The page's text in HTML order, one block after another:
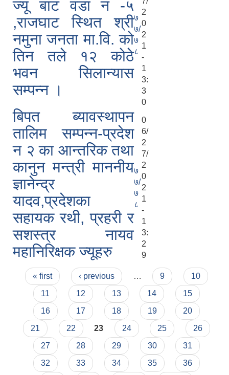
ज्यू बाट वडा न -५
,राजघाट स्थित श्री
नमुना जनता मा.वि. को
तिन तले १२ कोठे
भवन सिलान्यास
सम्पन्न ।
७
७/
७
८
2
0
2
1
-
1
3:
3
0
बिपत ब्यावस्थापन
तालिम सम्पन्न-प्रदेश
न २ का आन्तरिक तथा
कानुन मन्त्री माननीय
ज्ञानेन्द्र
यादव,प्रदेशका
सहायक रथी, प्रहरी र
सशस्त्र नायव
महानिरिक्षक ज्यूहरु
७
७/
७
८
0
6/
2
7/
2
0
2
1
-
1
3:
2
9
Pages
« first ‹ previous … 9
10
11
12 13 14
15
16
17 18 19
20
21
22 23 24 25
26
27
28 29 30
31
32
33 34 35
36